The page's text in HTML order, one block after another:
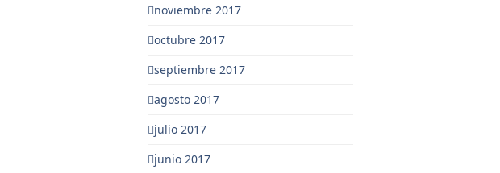
noviembre 2017
octubre 2017
septiembre 2017
agosto 2017
julio 2017
junio 2017